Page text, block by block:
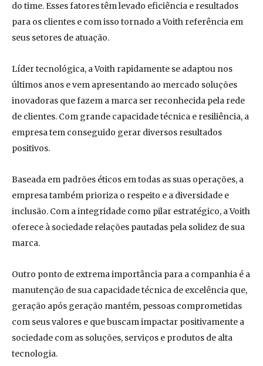
do time. Esses fatores têm levado eficiência e resultados
para os clientes e com isso tornado a Voith referência em
seus setores de atuação.
Líder tecnológica, a Voith rapidamente se adaptou nos
últimos anos e vem apresentando ao mercado soluções
inovadoras que fazem a marca ser reconhecida pela rede
de clientes. Com grande capacidade técnica e resiliência, a
empresa tem conseguido gerar diversos resultados
positivos.
Baseada em padrões éticos em todas as suas operações, a
empresa também prioriza o respeito e a diversidade e
inclusão. Com a integridade como pilar estratégico, a Voith
oferece à sociedade relações pautadas pela solidez de sua
marca.
Outro ponto de extrema importância para a companhia é a
manutenção de sua capacidade técnica de excelência que,
geração após geração mantém, pessoas comprometidas
com seus valores e que buscam impactar positivamente a
sociedade com as soluções, serviços e produtos de alta
tecnologia.